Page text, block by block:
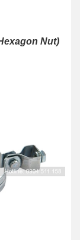
Nut)